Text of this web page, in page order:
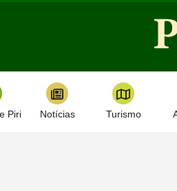
Piri Notícias Turismo